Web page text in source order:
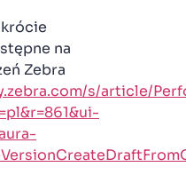
na
Zebra
s/article/